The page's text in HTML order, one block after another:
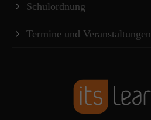
Schulordnung
Termine und Veranstaltungen